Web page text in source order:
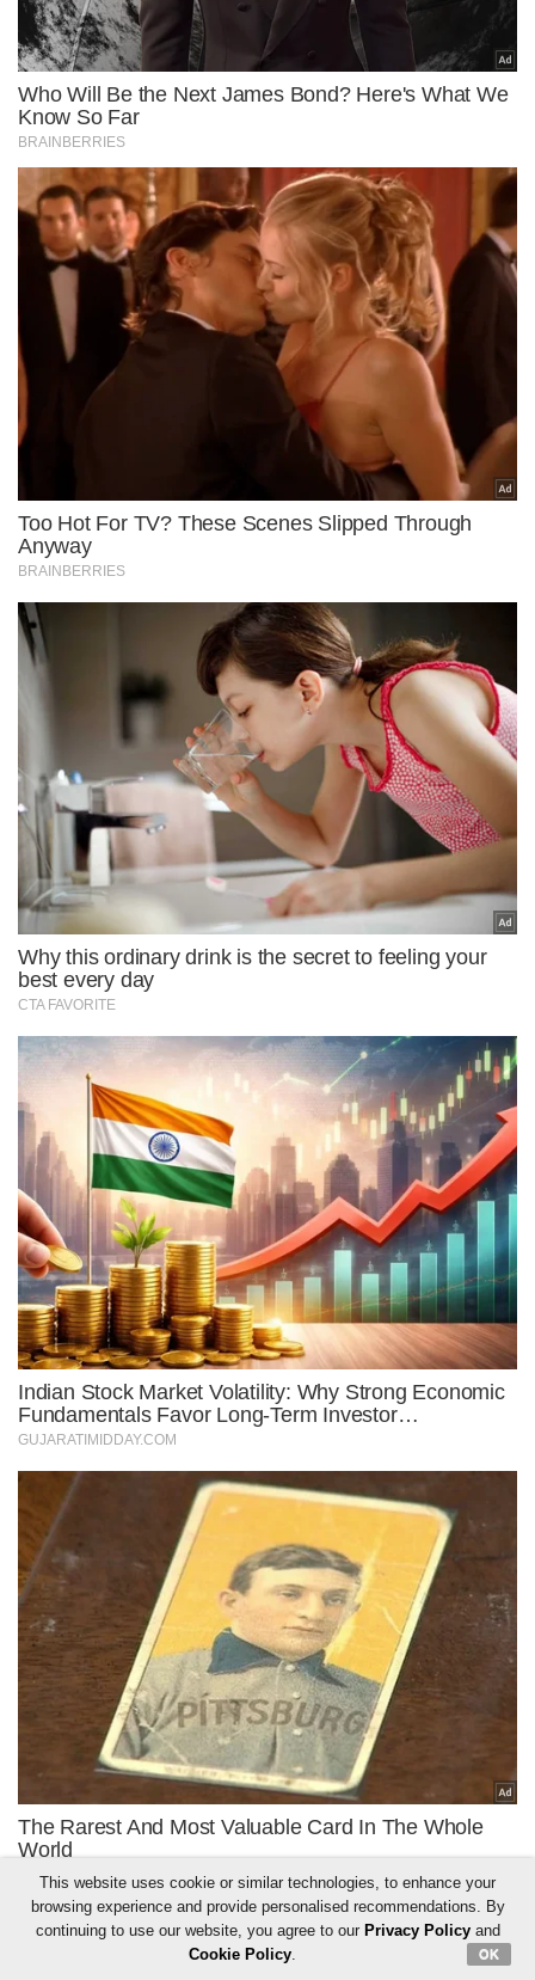
This website uses cookie or similar technologies, to enhance your
browsing experience and provide personalised recommendations. By
continuing to use our website, you agree to our Privacy Policyand
Cookie Policy. OK